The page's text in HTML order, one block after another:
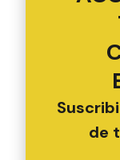
de